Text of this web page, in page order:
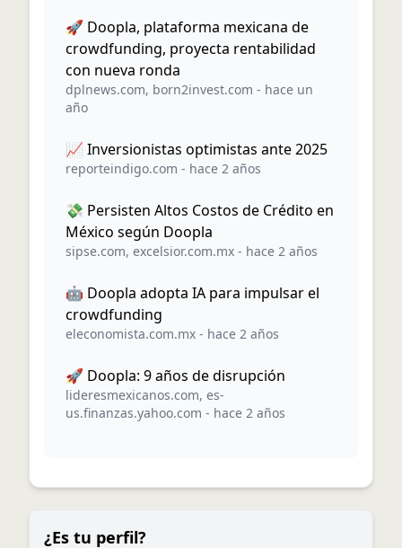
🚀 Doopla, plataforma mexicana de
crowdfunding, proyecta rentabilidad
con nueva ronda
dplnews.com, born2invest.com - hace un
año
📈 Inversionistas optimistas ante 2025
reporteindigo.com - hace 2 años
💸 Persisten Altos Costos de Crédito en
México según Doopla
sipse.com, excelsior.com.mx - hace 2 años
🤖 Doopla adopta IA para impulsar el
crowdfunding
eleconomista.com.mx - hace 2 años
🚀 Doopla: 9 años de disrupción
lideresmexicanos.com, es-
us.finanzas.yahoo.com - hace 2 años
¿Es tu perfil?